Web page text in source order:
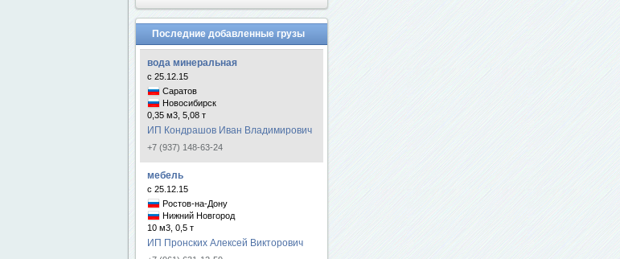
Последние добавленные грузы
вода минеральная
с 25.12.15
Саратов
Новосибирск
0,35 м3, 5,08 т
ИП Кондрашов Иван Владимирович
+7 (937) 148-63-24
мебель
с 25.12.15
Ростов-на-Дону
Нижний Новгород
10 м3, 0,5 т
ИП Пронских Алексей Викторович